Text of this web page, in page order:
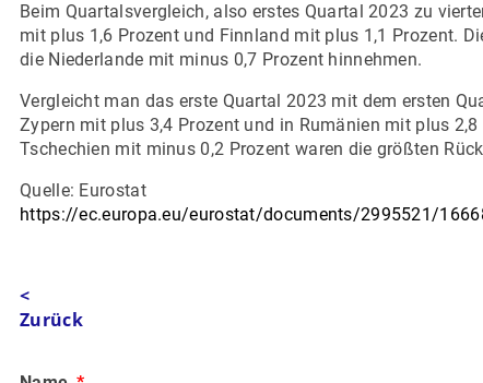
Beim Quartalsvergleich, also erstes Quartal 2023 zu
mit plus 1,6 Prozent und Finnland mit plus 1,1 Prozent.
die Niederlande mit minus 0,7 Prozent hinnehmen.
Vergleicht man das erste Quartal 2023 mit dem ersten
Zypern mit plus 3,4 Prozent und in Rumänien mit plus
Tschechien mit minus 0,2 Prozent waren die größten
Quelle: Eurostat
https://ec.europa.eu/eurostat/documents/2995521/
<
Zurück